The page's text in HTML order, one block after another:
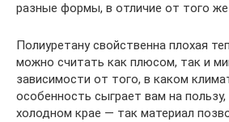
разные формы, в отличие от того же
Полиуретану свойственна плохая
можно считать как плюсом, так и
зависимости от того, в каком
особенность сыграет вам на
холодном крае — так материал